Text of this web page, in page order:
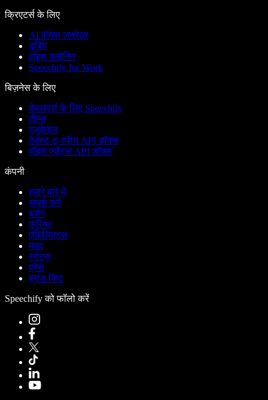
क्रिएटर्स के लिए
AI वॉयस जनरेटर
डबिंग
वॉइस क्लोनिंग
Speechify for Work
बिज़नेस के लिए
डेवलपर्स के लिए Speechify
टीम्स
एजुकेशन
टेक्स्ट-टू-स्पीच API डॉक्स
वॉइस एजेंट्स API डॉक्स
कंपनी
हमारे बारे में
संपर्क करें
ब्लॉग
करियर
एफिलिएट्स
मदद
स्टेटस
प्रेस
ब्रांड किट
Speechify को फॉलो करें